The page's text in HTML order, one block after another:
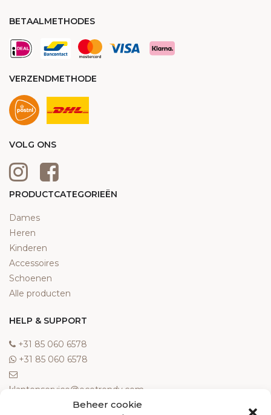
Beheer cookie
BETAALMETHODES
VERZENDMETHODE
VOLG ONS
PRODUCTCATEGORIEËN
Dames
Heren
Kinderen
Accessoires
Schoenen
Alle producten
HELP & SUPPORT
‎+31 85 060 6578
‎+31 85 060 6578
klantenservice@ecotrendy.com